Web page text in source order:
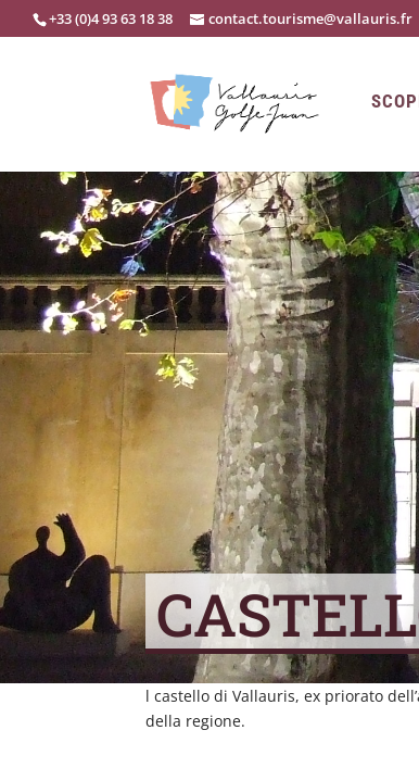
+33 (0)4 93 63 18 38 contact.tourisme@vallauris.fr
l castello di Vallauris, ex priorato
della regione.